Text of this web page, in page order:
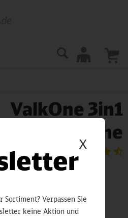
ValkOne 3in1
Fahrradtasche
X
Verpassen Sie
keine Aktion und